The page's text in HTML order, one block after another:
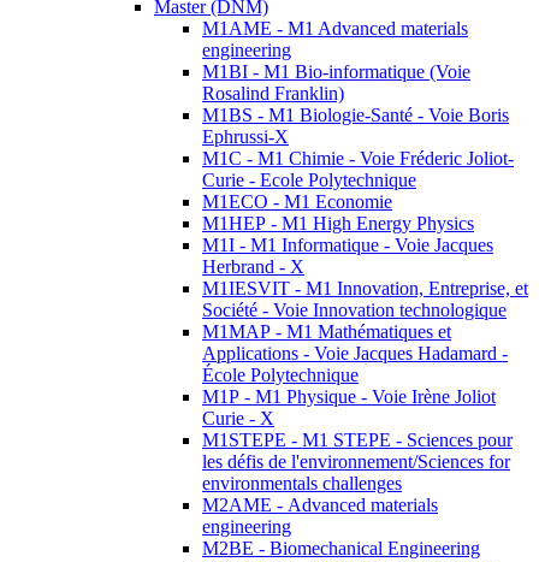
Master (DNM)
M1AME - M1 Advanced materials
engineering
M1BI - M1 Bio-informatique (Voie
Rosalind Franklin)
M1BS - M1 Biologie-Santé - Voie Boris
Ephrussi-X
M1C - M1 Chimie - Voie Fréderic Joliot-
Curie - Ecole Polytechnique
M1ECO - M1 Economie
M1HEP - M1 High Energy Physics
M1I - M1 Informatique - Voie Jacques
Herbrand - X
M1IESVIT - M1 Innovation, Entreprise, et
Société - Voie Innovation technologique
M1MAP - M1 Mathématiques et
Applications - Voie Jacques Hadamard -
École Polytechnique
M1P - M1 Physique - Voie Irène Joliot
Curie - X
M1STEPE - M1 STEPE - Sciences pour
les défis de l'environnement/Sciences for
environmentals challenges
M2AME - Advanced materials
engineering
M2BE - Biomechanical Engineering